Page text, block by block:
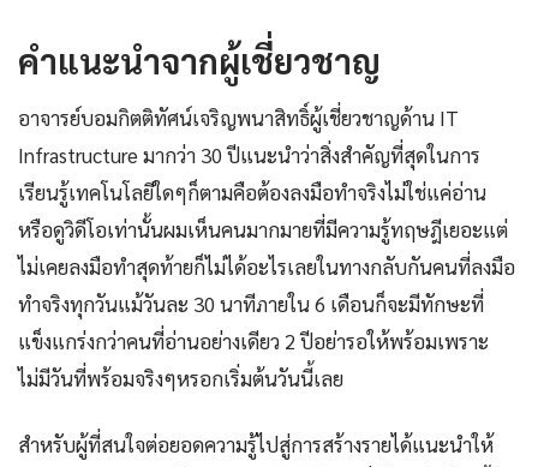
คำแนะนำจากผู้เชี่ยวชาญ
อาจารย์บอมกิตติทัศน์เจริญพนาสิทธิ์ผู้เชี่ยวชาญด้าน IT
Infrastructure มากว่า 30 ปีแนะนำว่าสิ่งสำคัญที่สุดในการ
เรียนรู้เทคโนโลยีใดๆก็ตามคือต้องลงมือทำจริงไม่ใช่แค่อ่าน
หรือดูวิดีโอเท่านั้นผมเห็นคนมากมายที่มีความรู้ทฤษฎีเยอะแต่
ไม่เคยลงมือทำสุดท้ายก็ไม่ได้อะไรเลยในทางกลับกันคนที่ลงมือ
ทำจริงทุกวันแม้วันละ 30 นาทีภายใน 6 เดือนก็จะมีทักษะที่
แข็งแกร่งกว่าคนที่อ่านอย่างเดียว 2 ปีอย่ารอให้พร้อมเพราะ
ไม่มีวันที่พร้อมจริงๆหรอกเริ่มต้นวันนี้เลย
สำหรับผู้ที่สนใจต่อยอดความรู้ไปสู่การสร้างรายได้แนะนำให้